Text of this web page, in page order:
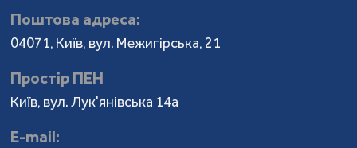
Поштова адреса:
04071, Київ, вул. Межигірська, 21
Простір ПЕН
Київ, вул. Лук'янівська 14а
Е-mail: